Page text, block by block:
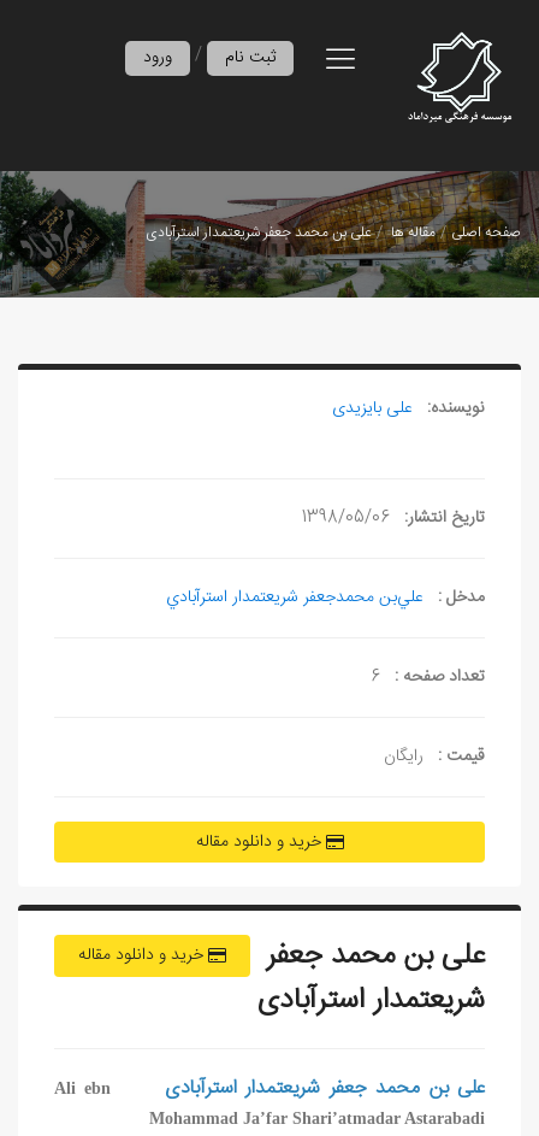
ورود / ثبت نام
صفحه اصلی مقاله ها علی بن محمد جعفر شريعتمدار استرآبادی
نویسنده: علی بایزیدی
تاریخ انتشار: 1398/05/06
مدخل : علي‌بن محمدجعفر شريعتمدار استرآبادي
تعداد صفحه : 6
قیمت : رایگان
خرید و دانلود مقاله
خرید و دانلود مقاله
علی بن محمد جعفر
شريعتمدار استرآبادی
علی بن محمد جعفر شریعتمدار استرآبادیAli ebn
Mohammad Ja’far Shari’atmadar Astarabadi